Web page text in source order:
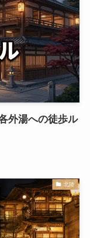
外湯への徒歩ル
北陸